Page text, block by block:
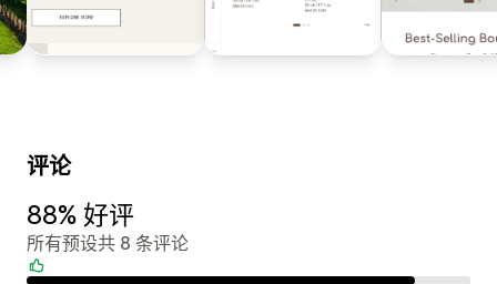
评论
88% 好评
所有预设共 8 条评论